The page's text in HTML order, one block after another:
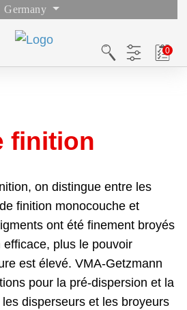
Germany
finition
on distingue entre les
finition monocouche et
ont été finement broyés
plus le pouvoir
est élevé. VMA-Getzmann
pour la pré-dispersion et la
disperseurs et les broyeurs